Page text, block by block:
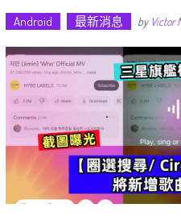
Android 最新消息 by Victor